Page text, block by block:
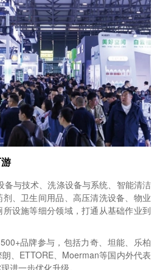
与技术、洗涤设备与系统、智能清洁
、卫生间用品、高压清洗设备、物业
设施等细分领域，打通从基础作业到
品牌参与，包括力奇、坦能、乐柏
、ETTORE、Moerman等国内外代表